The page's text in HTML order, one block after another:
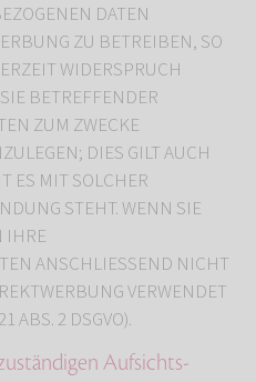
DATEN
ZU BETREIBEN, SO
WIDERSPRUCH
BETREFFENDER
ZUM ZWECKE
DIES GILT AUCH
ES MIT SOLCHER
STEHT. WENN SIE
IHRE
ANSCHLIESSEND NICHT
VERWENDET
ABS. 2 DSGVO).
Aufsichts­